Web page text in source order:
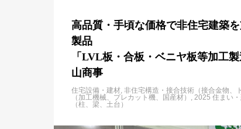
高品質・手頃な価格で非住宅建築
製品
「LVL板・合板・ベニヤ板等加工
山商事
住宅設備・建材 非住宅構造・接合技術（接合金物、
（加工機械、プレカット機、国産材）
2025 住まい
（柱、梁、土台）